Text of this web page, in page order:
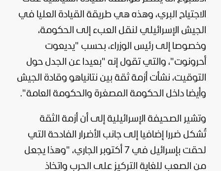
الاجتياح البري، وهذه هي طريقة القيادة العليا في
الجيش الإسرائيلي لنقل العبء إلى الحكومة،
وخصوصا إلى رئيس الوزراء، بحسب "يديعوت
أحرونوت"، والتي تقول إنه "بعيدا عن الجدل حول
التوقيت، نشأت أزمة ثقة بين نتانياهو وقادة الجيش
وأيضا داخل الحكومة المصغرة والحكومة العامة".
وتشير الصحيفة الإسرائيلية إلى أن أزمة الثقة
تُشكل ضررا إضافيا إلى جانب الأضرار الفادحة التي
لحقت بإسرائيل في 7 أكتوبر الجاري، "وهذا يجعل
من الصعب للغاية التركيز على الحرب واتخاذ